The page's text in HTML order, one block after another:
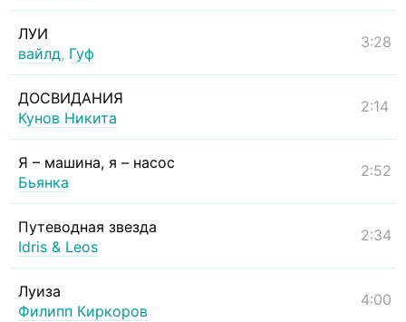
ЛУИ
вайлд, Гуф
3:28
ДОСВИДАНИЯ
Кунов Никита
2:14
Я – машина, я – насос
Бьянка
2:52
Путеводная звезда
Idris & Leos
2:34
Луиза
Филипп Киркоров
4:00